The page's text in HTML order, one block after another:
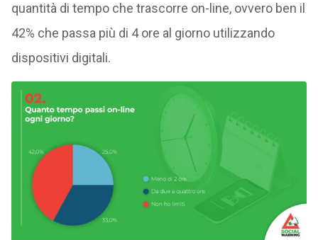
quantità di tempo che trascorre on-line, ovvero ben il
42% che passa più di 4 ore al giorno utilizzando
dispositivi digitali.